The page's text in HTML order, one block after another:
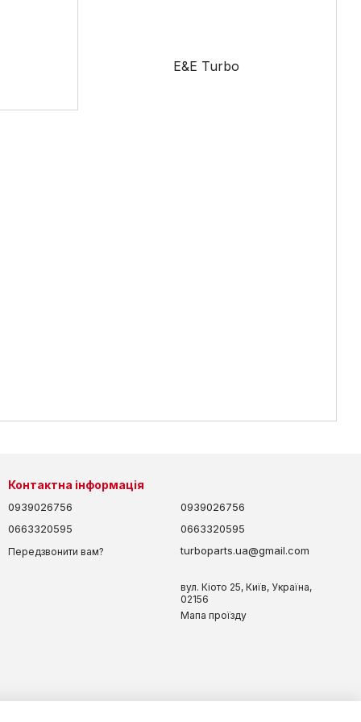
E&E Turbo
Контактна інформація
0939026756
0663320595
Передзвонити вам?
0939026756
0663320595
turboparts.ua@gmail.com
вул. Кіото 25, Київ, Україна,
02156
Мапа проїзду